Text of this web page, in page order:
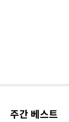
주간 베스트